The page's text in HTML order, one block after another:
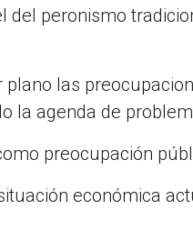
del peronismo
las
la agenda de
preocupación
económica